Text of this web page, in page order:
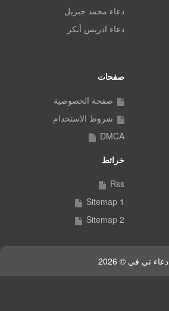
دعاء محمد جبريل
دعاء ادريس أبكر
صفحات
صفحة الخصوصية
شروط الاستخدام
DMCA
خرائط
Rss
Sitemap 1
Sitemap 2
دعاء تي في © 2026